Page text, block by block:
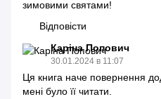
зимовими святами!
Відповісти
Каріна Попович
30.01.2024 в 11:07
Ця книга наче повернення
мені було її читати.